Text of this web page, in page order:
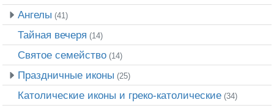
Ангелы (41)
Тайная вечеря (14)
Святое семейство (14)
Праздничные иконы (25)
Католические иконы и греко-католические (34)